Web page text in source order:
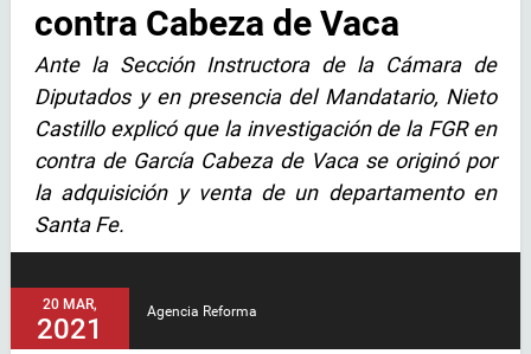
contra Cabeza de Vaca
Ante la Sección Instructora de la Cámara de
Diputados y en presencia del Mandatario, Nieto
Castillo explicó que la investigación de la FGR en
contra de García Cabeza de Vaca se originó por
la adquisición y venta de un departamento en
Santa Fe.
20 MAR,
2021
Agencia Reforma